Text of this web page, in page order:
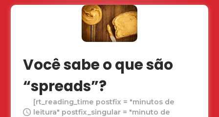
Você sabe o que são
“spreads”?
[rt_reading_time postfix = "minutos de
leitura" postfix_singular = "minuto de